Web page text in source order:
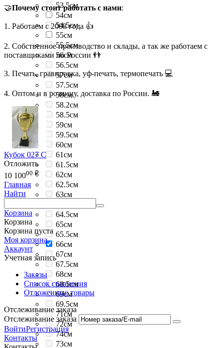
53.5см
54см
54.5см
55см
55.5см
56см
56.5см
57см
57.5см
58см
58.2см
58.5см
59см
59.5см
60см
61см
61.5см
62см
62.5см
63см
64.5см
65см
65.5см
66см
67см
67.5см
68см
68.5см
69см
69.5см
71см
72см
74см
73см
🤝Почему стоит работать с нами:
1. Работаем с 2008 года 👍
2. Собственное производство и склады, а так же работаем с
поставщиками по России 👬
3. Печать, гравировка, уф-печать, термопечать 💻
4. Оптом и в розницу, доставка по России. 🚂
Кубок 027 C
Отложить
10 10000 ₽
Главная
Найти
Корзина
Корзина
Корзина пуста
Моя корзина
Аккаунт
Учетная запись
Заказы
Список сравнения
Отложенные товары
Отслеживание заказа
Отслеживание заказа
ВойтиРегистрация
Контакты